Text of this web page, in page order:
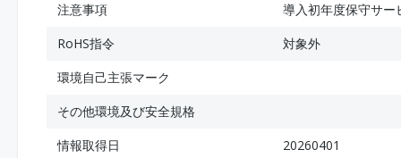
注意事項
導入初年度保守サー
RoHS指令
対象外
環境自己主張マーク
その他環境及び安全規格
情報取得日
20260401